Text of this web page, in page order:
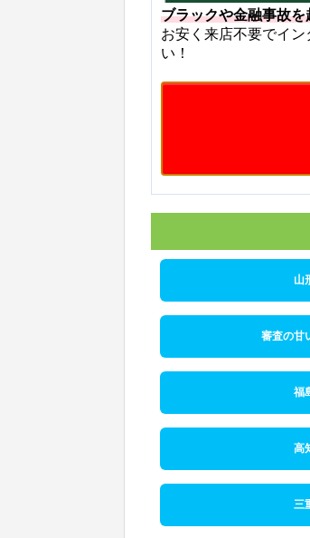
ブラックや金融事故
お安く来店不要でイ
い！
山
審査の甘
福
高
三